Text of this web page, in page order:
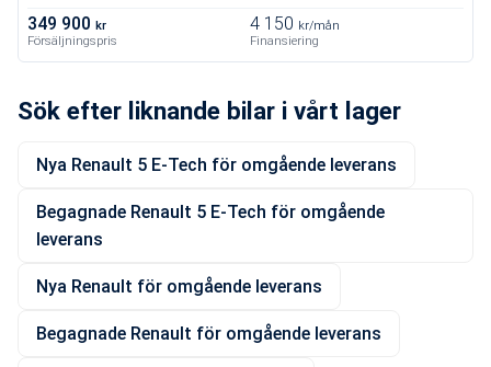
349 900 kr
Försäljningspris
4 150 kr/mån
Finansiering
Sök efter liknande bilar i vårt lager
Nya Renault 5 E-Tech för omgående leverans
Begagnade Renault 5 E-Tech för omgående
leverans
Nya Renault för omgående leverans
Begagnade Renault för omgående leverans